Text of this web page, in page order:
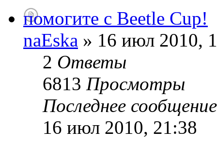
помогите с Beetle Cup!
naEska » 16 июл 2010,
2 Ответы
6813 Просмотры
Последнее
16 июл 2010, 21:38